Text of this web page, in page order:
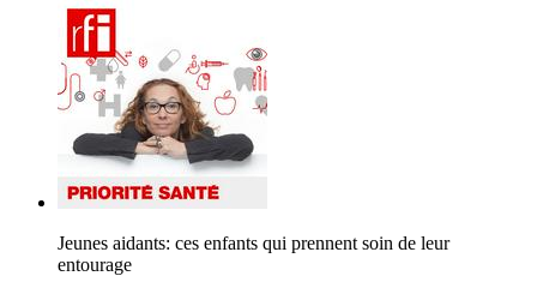
Jeunes aidants: ces enfants qui prennent soin de leur
entourage